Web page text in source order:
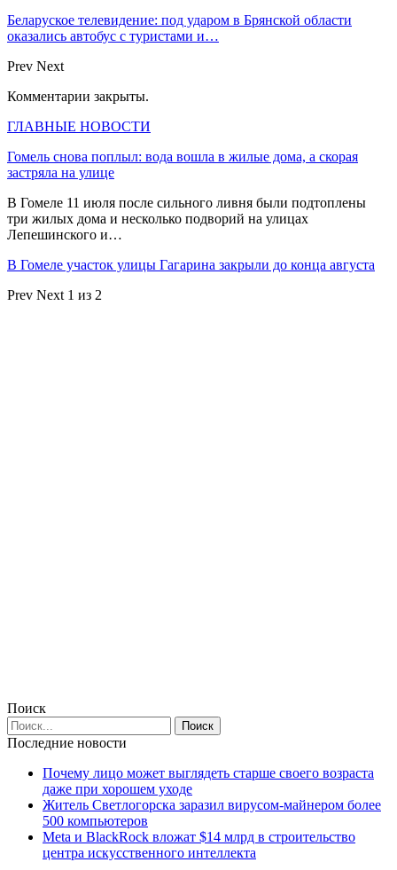
Беларуское телевидение: под ударом в Брянской области
оказались автобус с туристами и…
Prev Next
Комментарии закрыты.
ГЛАВНЫЕ НОВОСТИ
Гомель снова поплыл: вода вошла в жилые дома, а скорая
застряла на улице
В Гомеле 11 июля после сильного ливня были подтоплены
три жилых дома и несколько подворий на улицах
Лепешинского и…
В Гомеле участок улицы Гагарина закрыли до конца августа
Prev Next 1 из 2
Поиск
Последние новости
Почему лицо может выглядеть старше своего возраста
даже при хорошем уходе
Житель Светлогорска заразил вирусом-майнером более
500 компьютеров
Meta и BlackRock вложат $14 млрд в строительство
центра искусственного интеллекта